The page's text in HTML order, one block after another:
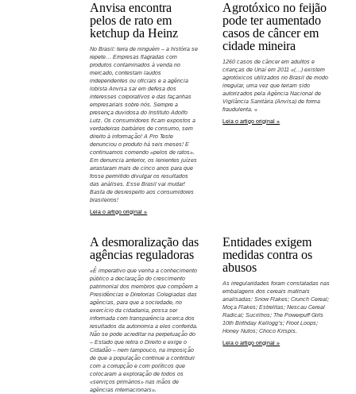
Anvisa encontra
pelos de rato em
ketchup da Heinz
No Brasil: terra de ninguém – a história se
repete… Empresas flagradas com
produtos contaminados à venda no
mercado, contestam laudos
independentes ou oficiais e a agência
lobista Anvisa sai em defesa dos
interesses corporativos e das façanhas
empresariais sobre nós. Sempre a
presença duvidosa do Instituto Adolfo
Lutz. Os consumidores ficam expostos a
verdadeiras barbáries de consumo, sem
direito à informação! A Pro Teste
denunciou o produto há seis meses! E
continuamos comendo «pelos de ratos».
Em denuncia anterior, os lenientes juízes
arrastaram mais de cinco anos para que
fosse permitido divulgar os resultados
das análises. Esse Brasil vai mudar!
Basta de desrespeito aos consumidores
brasileiros!
Leia o artigo original »
Agrotóxico no feijão
pode ter aumentado
casos de câncer em
cidade mineira
1260 casos de câncer em adultos e
crianças de Unaí em 2011 «(…) existem
agrotóxicos utilizados no Brasil de modo
irregular, uma vez que teriam sido
autorizados pela Agência Nacional de
Vigilância Sanitária (Anvisa) de forma
fraudulenta. «
Leia o artigo original »
A desmoralização das
agências reguladoras
«É imperativo que venha a conhecimento
público a declaração do crescimento
patrimonial dos membros que compõem a
Presidências e Diretorias Colegiadas das
agências, para que a sociedade, no
exercício da cidadania, possa ser
informada com transparência acerca dos
resultados da autonomia a eles conferida.
Não se pode acreditar na perpetuação do
– Estado que retira o Direito e exige o
Cidadão – nem tampouco, na imposição
de que a população continue a contribuir
com a corrupção e com políticos que
colocaram a exploração de todos os
«serviços primários» nas mãos de
agências internacionais».
Entidades exigem
medidas contra os
abusos
As irregularidades foram constatadas nas
embalagens dos cereais matinais
analisadas: Snow Flakes; Crunch Cereal;
Moça Flakes; Estrelitas; Nescau Cereal
Radical; Sucrilhos; The Powerpuff Girls
10th Birthday Kellogg’s; Froot Loops;
Honey Nutos; Choco Krispis.
Leia o artigo original »